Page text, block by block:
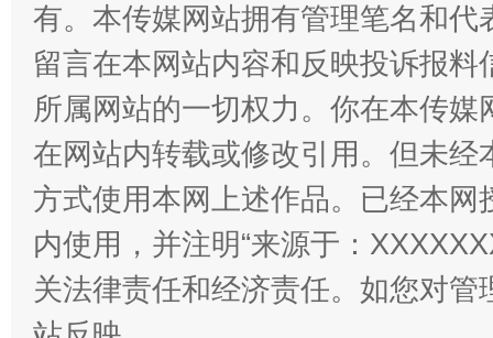
阿坝州三大球赛在茂县开幕 规模
有。本传媒网站拥有管理笔名和
留言在本网站内容和反映投诉报
所属网站的一切权力。你在本传
在网站内转载或修改引用。但未
方式使用本网上述作品。已经本
内使用，并注明“来源于：
关法律责任和经济责任。如您对